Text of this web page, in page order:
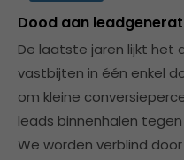
Dood aan
De laatste jaren lijkt het
vastbijten in één enkel
om kleine
leads binnenhalen
We worden verblind